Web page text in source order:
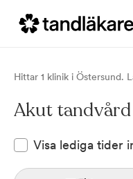
Hittar 1 klinik i Östersund.
Akut tandvård
Visa lediga tider